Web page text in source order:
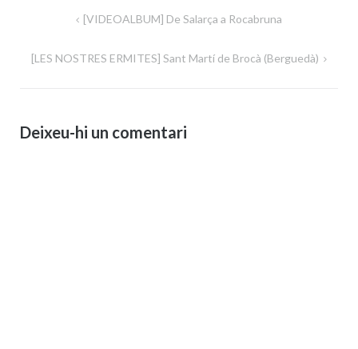
Navegació[VIDEOALBUM] De Salarça a Rocabruna
[LES NOSTRES ERMITES] Sant Martí de Brocà (Berguedà)
Deixeu-hi un comentari